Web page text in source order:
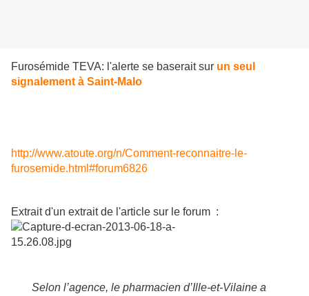
Furosémide TEVA: l'alerte se baserait sur un seul
signalement à Saint-Malo
http://www.atoute.org/n/Comment-reconnaitre-le-
furosemide.html#forum6826
Extrait d'un extrait de l'article sur le forum :
Selon l’agence, le pharmacien d’Ille-et-Vilaine a